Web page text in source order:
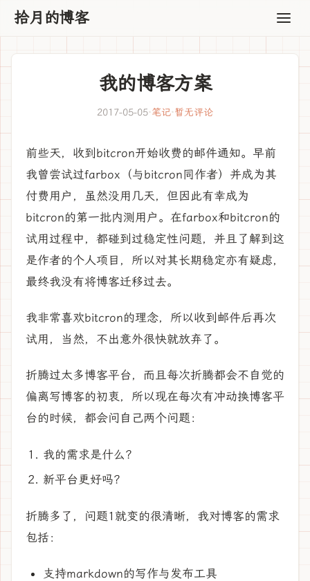
拾月的博客
我的博客方案
2017-05-05·笔记·暂无评论
前些天，收到bitcron开始收费的邮件通知。早前
我曾尝试过farbox（与bitcron同作者）并成为其
付费用户，虽然没用几天，但因此有幸成为
bitcron的第一批内测用户。在farbox和bitcron的
试用过程中，都碰到过稳定性问题，并且了解到这
是作者的个人项目，所以对其长期稳定亦有疑虑，
最终我没有将博客迁移过去。
我非常喜欢bitcron的理念，所以收到邮件后再次
试用，当然，不出意外很快就放弃了。
折腾过太多博客平台，而且每次折腾都会不自觉的
偏离写博客的初衷，所以现在每次有冲动换博客平
台的时候，都会问自己两个问题：
我的需求是什么？
新平台更好吗？
折腾多了，问题1就变的很清晰，我对博客的需求
包括：
支持markdown的写作与发布工具